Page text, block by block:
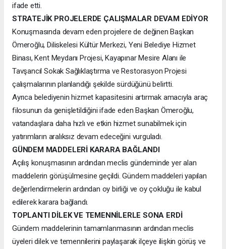
ifade etti.
STRATEJİK PROJELERDE ÇALIŞMALAR DEVAM EDİYOR
Konuşmasında devam eden projelere de değinen Başkan
Ömeroğlu, Diliskelesi Kültür Merkezi, Yeni Belediye Hizmet
Binası, Kent Meydanı Projesi, Kayapınar Mesire Alanı ile
Tavşancıl Sokak Sağlıklaştırma ve Restorasyon Projesi
çalışmalarının planlandığı şekilde sürdüğünü belirtti.
Ayrıca belediyenin hizmet kapasitesini artırmak amacıyla araç
filosunun da genişletildiğini ifade eden Başkan Ömeroğlu,
vatandaşlara daha hızlı ve etkin hizmet sunabilmek için
yatırımların aralıksız devam edeceğini vurguladı.
GÜNDEM MADDELERİ KARARA BAĞLANDI
Açılış konuşmasının ardından meclis gündeminde yer alan
maddelerin görüşülmesine geçildi. Gündem maddeleri yapılan
değerlendirmelerin ardından oy birliği ve oy çokluğu ile kabul
edilerek karara bağlandı.
TOPLANTI DİLEK VE TEMENNİLERLE SONA ERDİ
Gündem maddelerinin tamamlanmasının ardından meclis
üyeleri dilek ve temennilerini paylaşarak ilçeye ilişkin görüş ve